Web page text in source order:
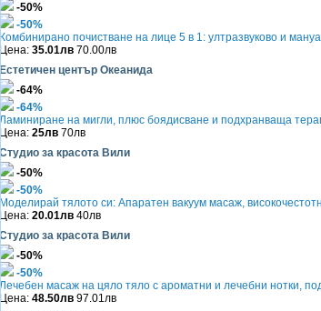
-50%
-50%
Комбинирано почистване на лице 5 в 1: ултразвуково и
Цена: 35.01лв 70.00лв
Естетичен център Океанида
-64%
-64%
Ламиниране на мигли, плюс боядисване и подхранваща
Цена: 25лв 70лв
Студио за красота Вили
-50%
-50%
Моделирай тялото си: Апаратен вакуум масаж,
Цена: 20.01лв 40лв
Студио за красота Вили
-50%
-50%
Лечебен масаж на цяло тяло с ароматни и лечебни нотки,
Цена: 48.50лв 97.01лв